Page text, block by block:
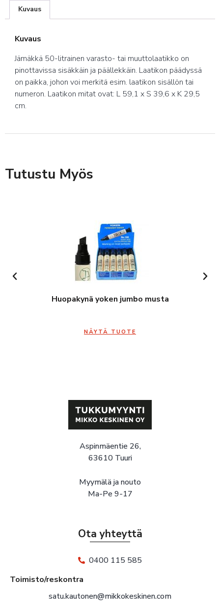
Kuvaus
Kuvaus
Jämäkkä 50-litrainen varasto- tai muuttolaatikko on
pinottavissa sisäkkäin ja päällekkäin. Laatikon päädyssä
on paikka, johon voi merkitä esim. laatikon sisällön tai
numeron. Laatikon mitat ovat: L 59,1 x S 39,6 x K 29,5
cm.
Tutustu Myös
Huopakynä yoken jumbo musta
NÄYTÄ TUOTE
Aspinmäentie 26,
63610 Tuuri
Myymälä ja nouto
Ma-Pe 9-17
Ota yhteyttä
0400 115 585
Toimisto/reskontra
satu.kautonen@mikkokeskinen.com